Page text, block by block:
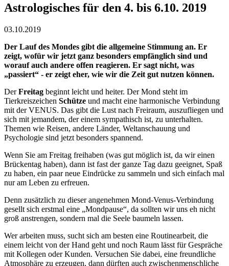
Astrologisches für den 4. bis 6.10. 2019
03.10.2019
Der Lauf des Mondes gibt die allgemeine Stimmung an. Er
zeigt, wofür wir jetzt ganz besonders empfänglich sind und
worauf auch andere offen reagieren. Er sagt nicht, was
„passiert“ - er zeigt eher, wie wir die Zeit gut nutzen können.
DerFreitag beginnt leicht und heiter. Der Mond steht im
Tierkreiszeichen Schütze und macht eine harmonische Verbindung
mit der VENUS. Das gibt die Lust nach Freiraum, auszufliegen und
sich mit jemandem, der einem sympathisch ist, zu unterhalten.
Themen wie Reisen, andere Länder, Weltanschauung und
Psychologie sind jetzt besonders spannend.
Wenn Sie am Freitag freihaben (was gut möglich ist, da wir einen
Brückentag haben), dann ist fast der ganze Tag dazu geeignet, Spaß
zu haben, ein paar neue Eindrücke zu sammeln und sich einfach mal
nur am Leben zu erfreuen.
Denn zusätzlich zu dieser angenehmen Mond-Venus-Verbindung
gesellt sich erstmal eine „Mondpause“, da sollten wir uns eh nicht
groß anstrengen, sondern mal die Seele baumeln lassen.
Wer arbeiten muss, sucht sich am besten eine Routinearbeit, die
einem leicht von der Hand geht und noch Raum lässt für Gespräche
mit Kollegen oder Kunden. Versuchen Sie dabei, eine freundliche
Atmosphäre zu erzeugen, dann dürften auch zwischenmenschliche